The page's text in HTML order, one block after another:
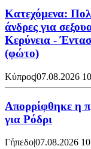
Κατεχόμενα:
άνδρες για
Κερύνεια -
(φώτο)
Κύπρος|07.08.2026
Απορρίφθηκε η
για Ρόδρι
Γήπεδο|07.08.2026